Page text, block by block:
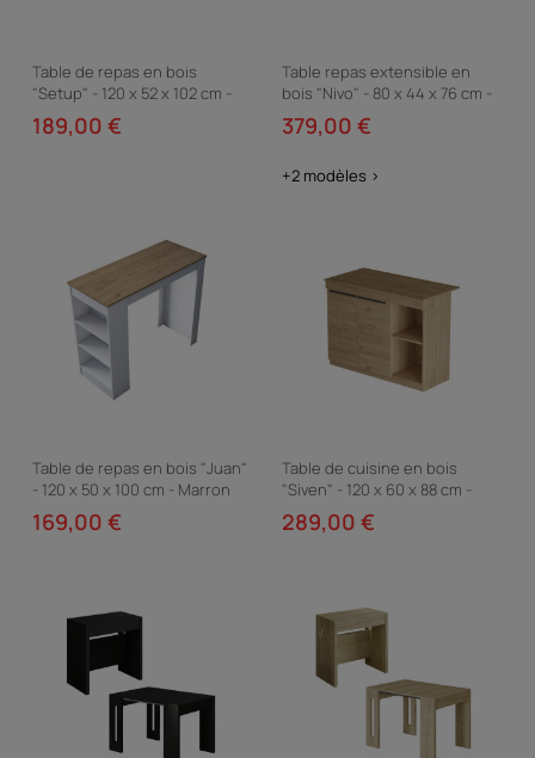
Table de repas en bois
"Setup" - 120 x 52 x 102 cm -
Marron
189,00 €
Table repas extensible en
bois "Nivo" - 80 x 44 x 76 cm -
Blanc
379,00 €
+2 modèles >
Table de repas en bois "Juan"
- 120 x 50 x 100 cm - Marron
169,00 €
Table de cuisine en bois
"Siven" - 120 x 60 x 88 cm -
Marron
289,00 €